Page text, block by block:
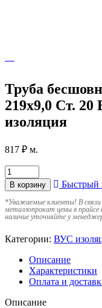
Труба
219х9,0 Ст.
изоляция
817 ₽ м.
В корзину Быстрый
*Уважаемые клиенты! В связи
металлопрокат цены в
наличие уточняйте у
Категории: ВУС
Описание
Характеристики
Оплата и
Описание